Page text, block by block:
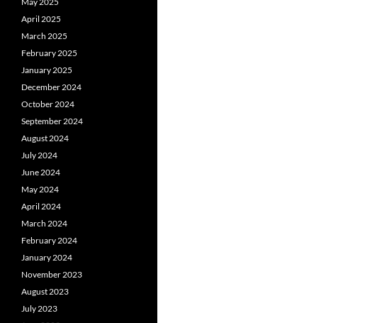
April 2025
March 2025
February 2025
January 2025
December 2024
October 2024
September 2024
August 2024
July 2024
June 2024
May 2024
April 2024
March 2024
February 2024
January 2024
November 2023
August 2023
July 2023